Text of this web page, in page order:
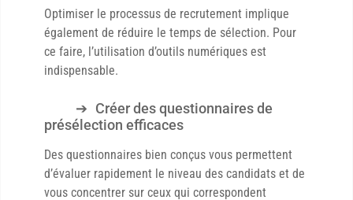
Optimiser le processus de recrutement implique
également de réduire le temps de sélection. Pour
ce faire, l’utilisation d’outils numériques est
indispensable.
Créer des questionnaires de
présélection efficaces
Des questionnaires bien conçus vous permettent
d’évaluer rapidement le niveau des candidats et de
vous concentrer sur ceux qui correspondent